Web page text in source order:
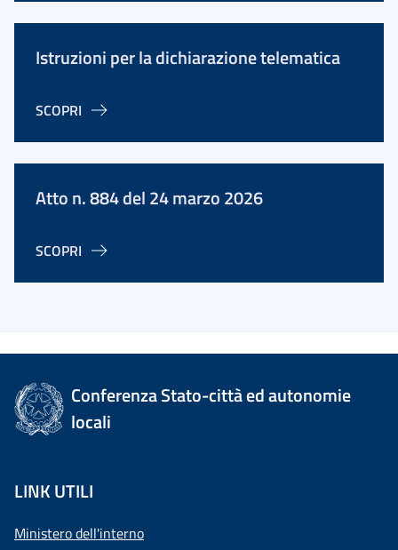
Istruzioni per la dichiarazione telematica
SCOPRI
Atto n. 884 del 24 marzo 2026
SCOPRI
Conferenza Stato-città ed autonomie
locali
LINK UTILI
Ministero dell'interno